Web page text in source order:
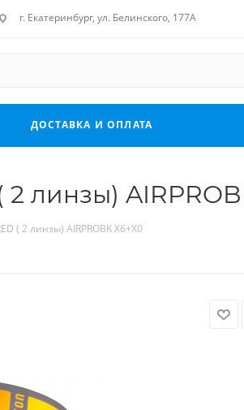
г. Екатеринбург, ул. Белинского, 177А
ДОСТАВКА И ОПЛАТА
линзы)
( 2 линзы) AIRPROBK X6+X0